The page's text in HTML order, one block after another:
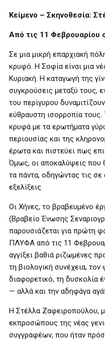
Κείμενο – Σκηνοθεσία:
Από τις 11
Σε μια μικρή επαρχιακή
κρυφό. Η Σοφία είναι μια
Κυριακή. Η καταγωγή της
συγκρούσεις μεταξύ τους,
του περίγυρου
εύθραυστη ισορροπία
κρυφά με τα ερωτήματα
περιουσίας και της
έρωτα και πιστεύει πως
Όμως, οι αποκαλύψεις που
τα πάντα, οδηγώντας τις
εξελίξεις.
Οι Χήνες, το βραβευμένο
(Βραβείο Ένωσης
παρουσιάζεται για πρώτη
ΠΛΥΦΑ από τις 11
αγγίξει βαθιά ριζωμένες
τη βιολογική συνέχεια,
διαφορετικό, τη δυσκολία
— αλλά και την αδηφάγα
Η Στέλλα Ζαφειροπούλου,
εκπροσώπους της νέας
συγγραφέων, που ήταν